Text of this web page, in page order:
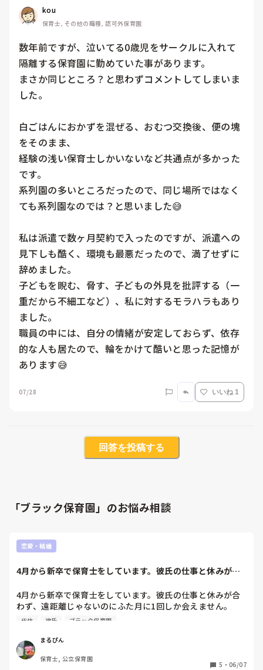
kou
保育士, その他の職種, 認可外保育園
数年前ですが、泣いてる0歳児をサークルに入れて
隔離する保育園に勤めていた事があります。
まさか同じところ？と思わずコメントしてしまいま
した。
白ごはんにおかずを混ぜる、おむつ交換後、便の塊
をそのまま、
経験の浅い保育士しかいないなど共通点が多かった
です。
系列園の多いところだったので、同じ場所ではなく
ても系列園なのでは？と思いました😅
私は派遣で数ヶ月契約で入ったのですが、派遣への
見下しも酷く、環境も最悪だったので、満了せずに
辞めました。
子どもを睨む、脅す、子どもの外見を批評する（一
重だから不細工など）、私に対するモラハラもあり
ました。
職員の中には、自分の情緒が安定しておらず、依存
的な人も居たので、輪をかけて酷いと思った記憶が
あります😅
07/28 いいね 1
回答を投稿する
「ブラック保育園」のお悩み相談
恋愛・結婚
4月から新卒で保育士をしています。彼氏の仕事と休みが合
4月から新卒で保育士をしています。彼氏の仕事と休みが合
わず、遠距離じゃないのにふた月に1回しか会えません。
私は保育士のため基本土日休みですが、彼は100%平日休み
です。また、私が土曜出勤の代休で平日休みになっても、彼
氏の休みとかぶることはほとんどありません。
代休 彼氏 ブラック保育園
まるぴん
保育士, 公立保育園
5 ・ 06/07